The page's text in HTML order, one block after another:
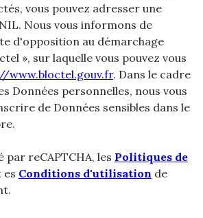
vous pouvez adresser une
Nous vous informons de
d'opposition au démarchage
», sur laquelle vous pouvez vous
www.bloctel.gouv.fr. Dans le cadre
Données personnelles, nous vous
de Données sensibles dans le
reCAPTCHA, les Politiques de
es Conditions d'utilisation de